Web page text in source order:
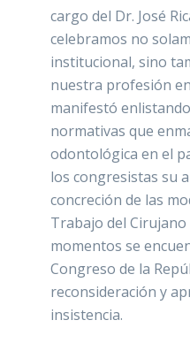
cargo del Dr. José
celebramos no
institucional, sino
nuestra profesión
manifestó
normativas que
odontológica en el
los congresistas su
concreción de las
Trabajo del
momentos se
Congreso de la
reconsideración y
insistencia.